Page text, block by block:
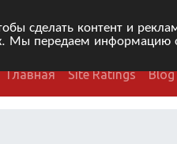
сделать контент и
Мы передаем информацию
Главная Site Ratings Blog